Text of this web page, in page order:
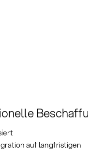
auf langfristigen